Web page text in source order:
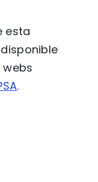
esta
.